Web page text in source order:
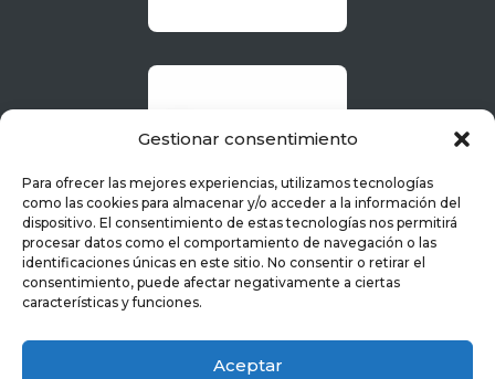
Gestionar consentimiento
Para ofrecer las mejores experiencias, utilizamos tecnologías
como las cookies para almacenar y/o acceder a la información del
dispositivo. El consentimiento de estas tecnologías nos permitirá
procesar datos como el comportamiento de navegación o las
identificaciones únicas en este sitio. No consentir o retirar el
consentimiento, puede afectar negativamente a ciertas
características y funciones.
Aceptar